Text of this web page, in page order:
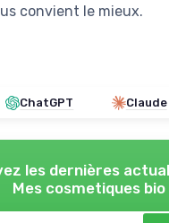
convient le mieux.
ChatGPT Claude
les dernières
Mes cosmetiques bio